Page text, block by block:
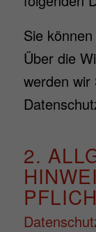
Sie
Über die
werden wir
2.